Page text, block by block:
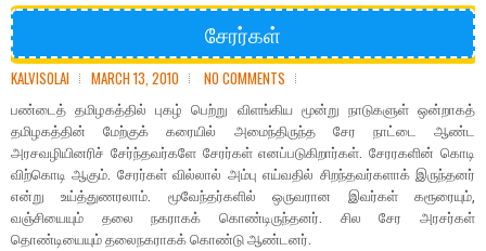
சேரர்கள்
KALVISOLAI MARCH 13, 2010 NO COMMENTS
பண்டைத் தமிழகத்தில் புகழ் பெற்று விளங்கிய மூன்று நாடுகளுள் ஒன்றாகத்
தமிழகத்தின் மேற்குக் கரையில் அமைந்திருந்த சேர நாட்டை ஆண்ட
அரசவழியினரிச் சேர்ந்தவர்களே சேரர்கள் எனப்படுகிறார்கள். சேரரகளின் கொடி
விற்கொடி ஆகும். சேரர்கள் வில்லால் அம்பு எய்வதில் சிறந்தவர்களாக் இருந்தனர்
என்று உய்த்துணரலாம். மூவேந்தர்களில் ஒருவரான இவர்கள் கரூரையும்,
வஞ்சியையும் தலை நகராகக் கொண்டிருந்தனர். சில சேர அரசர்கள்
தொண்டியையும் தலைநகராகக் கொண்டு ஆண்டனர்.